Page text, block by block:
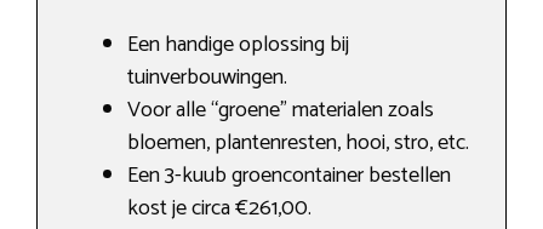
Een handige oplossing bij
tuinverbouwingen.
Voor alle “groene” materialen zoals
bloemen, plantenresten, hooi, stro, etc.
Een 3-kuub groencontainer bestellen
kost je circa €261,00.